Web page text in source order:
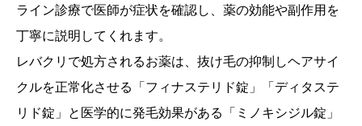
ライン診療で医師が症状を確認し、薬の効能や副作用を
丁寧に説明してくれます。
レバクリで処方されるお薬は、抜け毛の抑制しヘアサイ
クルを正常化させる「フィナステリド錠」「ディタステ
リド錠」と医学的に発毛効果がある「ミノキシジル錠」